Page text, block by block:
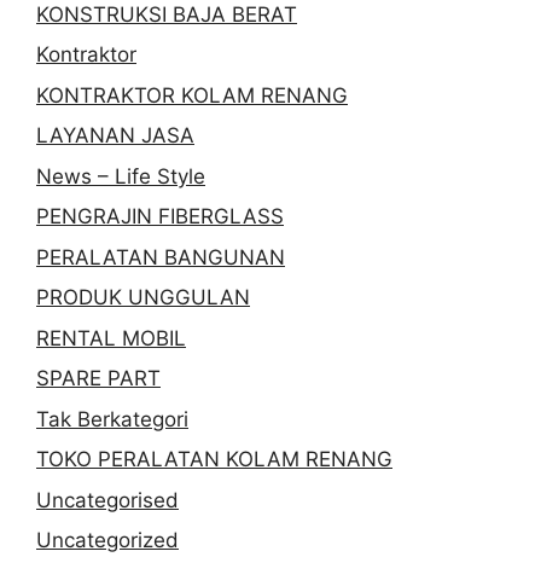
KONSTRUKSI BAJA BERAT
Kontraktor
KONTRAKTOR KOLAM RENANG
LAYANAN JASA
News – Life Style
PENGRAJIN FIBERGLASS
PERALATAN BANGUNAN
PRODUK UNGGULAN
RENTAL MOBIL
SPARE PART
Tak Berkategori
TOKO PERALATAN KOLAM RENANG
Uncategorised
Uncategorized